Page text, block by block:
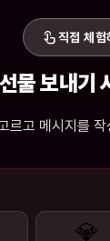
touch_app직접 체험
물 보내기
르고 메시지를
💎